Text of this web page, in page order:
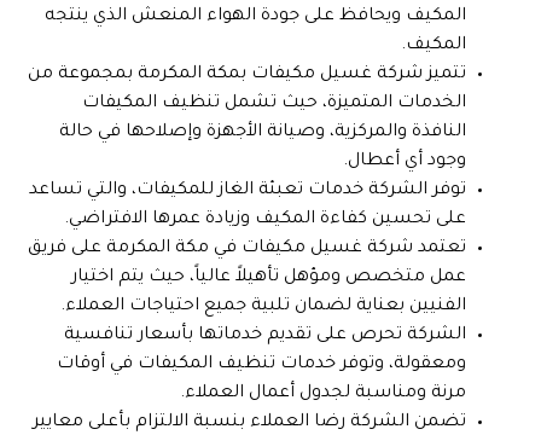
المكيف ويحافظ على جودة الهواء المنعش الذي ينتجه
المكيف.
تتميز شركة غسيل مكيفات بمكة المكرمة بمجموعة من
الخدمات المتميزة، حيث تشمل تنظيف المكيفات
النافذة والمركزية، وصيانة الأجهزة وإصلاحها في حالة
وجود أي أعطال.
توفر الشركة خدمات تعبئة الغاز للمكيفات، والتي تساعد
على تحسين كفاءة المكيف وزيادة عمرها الافتراضي.
تعتمد شركة غسيل مكيفات في مكة المكرمة على فريق
عمل متخصص ومؤهل تأهيلاً عالياً، حيث يتم اختيار
الفنيين بعناية لضمان تلبية جميع احتياجات العملاء.
الشركة تحرص على تقديم خدماتها بأسعار تنافسية
ومعقولة، وتوفر خدمات تنظيف المكيفات في أوقات
مرنة ومناسبة لجدول أعمال العملاء.
تضمن الشركة رضا العملاء بنسبة الالتزام بأعلى معايير